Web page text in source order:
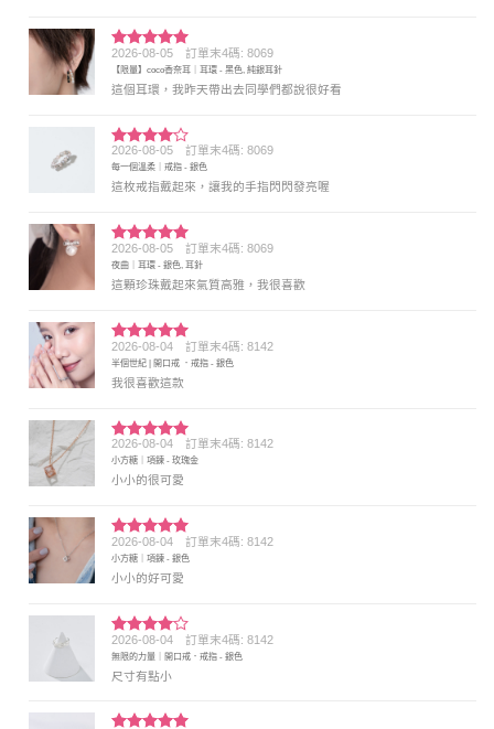
評分5 滿
分 5
2026-08-05 訂單末4碼: 8069
【限量】coco香奈耳｜耳環 - 黑色, 純銀耳針
這個耳環，我昨天帶出去同學們都說很好看
評分4
滿分 5
2026-08-05 訂單末4碼: 8069
每一個溫柔｜戒指 - 銀色
這枚戒指戴起來，讓我的手指閃閃發亮喔
評分5 滿
分 5
2026-08-05 訂單末4碼: 8069
夜曲｜耳環 - 銀色, 耳針
這顆珍珠戴起來氣質高雅，我很喜歡
評分5 滿
分 5
2026-08-04 訂單末4碼: 8142
半個世紀 | 開口戒 ．戒指 - 銀色
我很喜歡這款
評分5 滿
分 5
2026-08-04 訂單末4碼: 8142
小方糖｜項鍊 - 玫瑰金
小小的很可愛
評分5 滿
分 5
2026-08-04 訂單末4碼: 8142
小方糖｜項鍊 - 銀色
小小的好可愛
評分4
滿分 5
2026-08-04 訂單末4碼: 8142
無限的力量｜開口戒．戒指 - 銀色
尺寸有點小